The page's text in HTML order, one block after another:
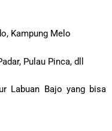
Kampung Melo
Pulau Pinca, dll
Labuan Bajo yang bisa